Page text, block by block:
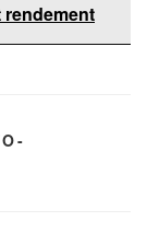
rendement